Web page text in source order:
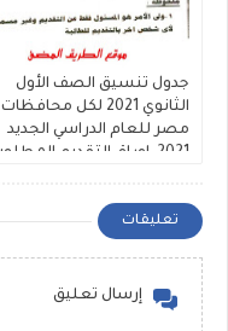
جدول تنسيق الصف الأول
الثانوي 2021 لكل محافظات
مصر للعام الدراسي الجديد
2021 ,اوراق التقديم المطلوبة
تعليقات
إرسال تعليق